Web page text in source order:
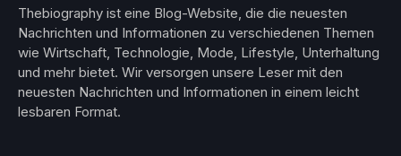
Thebiography ist eine Blog-Website, die die neuesten
Nachrichten und Informationen zu verschiedenen Themen
wie Wirtschaft, Technologie, Mode, Lifestyle, Unterhaltung
und mehr bietet. Wir versorgen unsere Leser mit den
neuesten Nachrichten und Informationen in einem leicht
lesbaren Format.